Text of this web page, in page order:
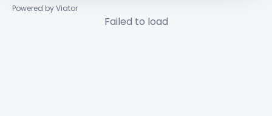
Powered by Viator
Failed to load